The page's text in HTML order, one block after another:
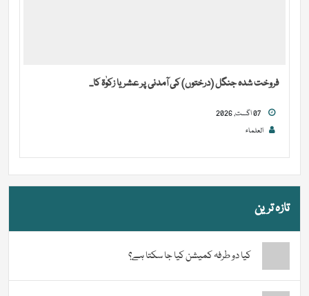
فروخت شدہ جنگل (درختوں) کی آمدنی پر عشر یا زکوٰۃ کا...
العلماء
تازہ ترین
کیا دو طرفہ کمیشن کیا جا سکتا ہے؟